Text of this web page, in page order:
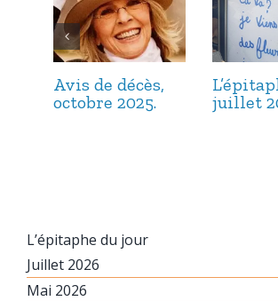
Avis de décès,
octobre 2025.
juillet
L’épitaphe du jour
Juillet 2026
Mai 2026